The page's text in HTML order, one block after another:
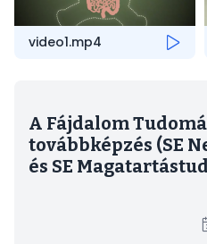
video1.mp4
A Fájdalom
továbbképzés (SE
és SE